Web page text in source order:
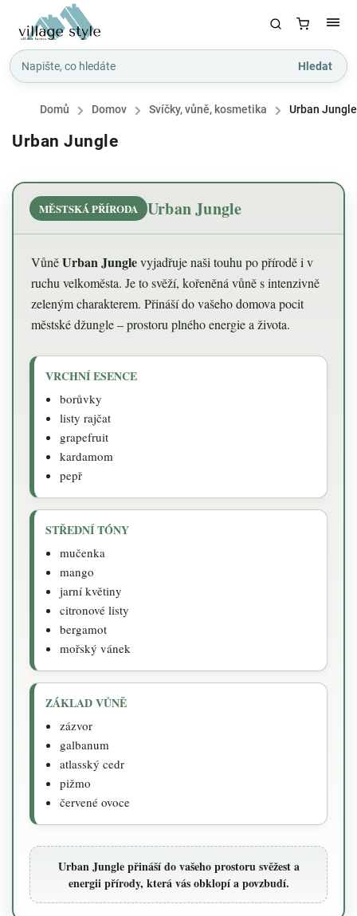
Hledat
Domů / Domov / Svíčky, vůně, kosmetika / Urban Jungle
Urban Jungle
MĚSTSKÁ PŘÍRODA Urban Jungle
VůněUrban Junglevyjadřuje naši touhu po přírodě i v
ruchu velkoměsta. Je to svěží, kořeněná vůně s intenzivně
zeleným charakterem. Přináší do vašeho domova pocit
městské džungle – prostoru plného energie a života.
VRCHNÍ ESENCE
borůvky
listy rajčat
grapefruit
kardamom
pepř
STŘEDNÍ TÓNY
mučenka
mango
jarní květiny
citronové listy
bergamot
mořský vánek
ZÁKLAD VŮNĚ
zázvor
galbanum
atlasský cedr
pižmo
červené ovoce
Urban Jungle přináší do vašeho prostoru svěžest a
energii přírody, která vás obklopí a povzbudí.